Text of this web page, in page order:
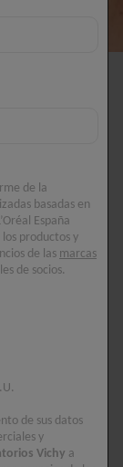
se
el potencial
culpables más
de nuestra
desempeña
un buen
en
de la
basadas en
España
productos y
de las marcas
de socios.
de sus datos
y
Vichy a